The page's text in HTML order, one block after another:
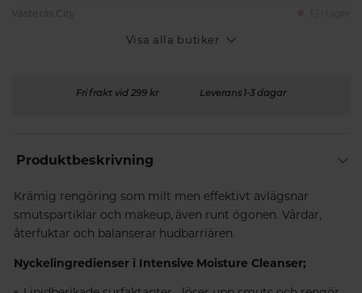
Visa alla butiker
Fri frakt vid 299 kr Leverans 1-3 dagar
Produktbeskrivning
Krämig rengöring som milt men effektivt avlägsnar
smutspartiklar och makeup, även runt ögonen. Vårdar,
återfuktar och balanserar hudbarriären.
Nyckelingredienser i Intensive Moisture Cleanser;